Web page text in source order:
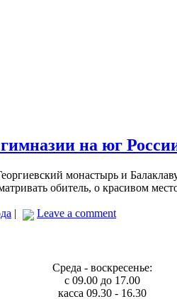
на юг
монастырь и
обитель, о красивом
| Leave a comment
Среда - воскресенье:
с 09.00 до 17.00
касса 09.30 - 16.30